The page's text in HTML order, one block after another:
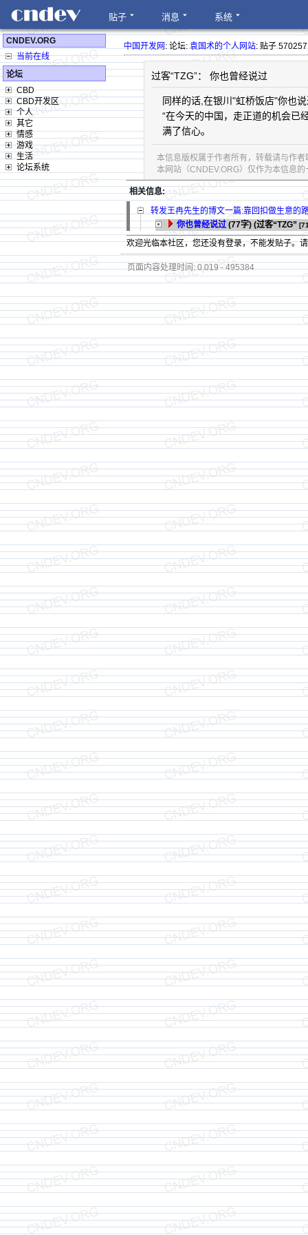
贴子 消息 系统
CNDEV.ORG
当前在线
论坛
CBD
CBD开发区
个人
其它
情感
游戏
生活
论坛系统
中国开发网: 论坛:袁国术的个人网站: 贴子 570257
过客“TZG”： 你也曾经说过
同样的话,在银川"虹桥饭店"你也
“在今天的中国，走正道的机会已
满了信心。
本信息版权属于作者所有，转载请与作
本网站（CNDEV.ORG）仅作为本信息
相关信息:
转发王冉先生的博文一篇:靠回扣做生意的
你也曾经说过 (77字) (过客“TZG”
欢迎光临本社区，您还没有登录，不能发贴子。
页面内容处理时间: 0.019 - 495384